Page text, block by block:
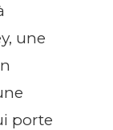
une
porte